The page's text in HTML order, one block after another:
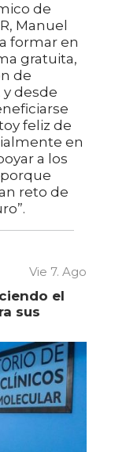
de
Manuel
formar en
gratuita,
de
desde
feliz de
en
a los
reto de
Vie 7. Ago
el
sus